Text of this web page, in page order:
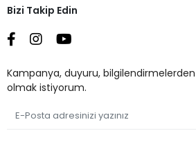
Bizi Takip Edin
Kampanya, duyuru,
olmak istiyorum.